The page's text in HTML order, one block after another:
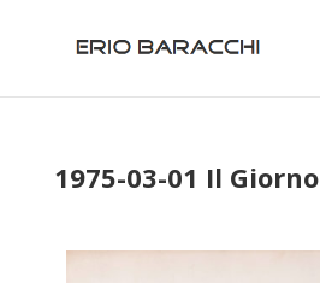
1975-03-01 Il Giorno